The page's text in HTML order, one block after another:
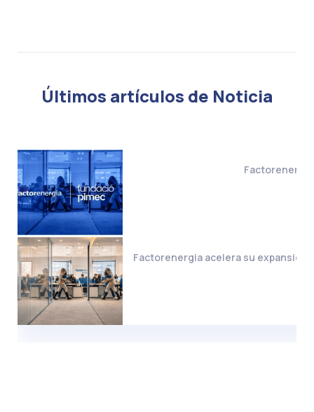
Últimos artículos de Noticia
Factorenergia acelera su